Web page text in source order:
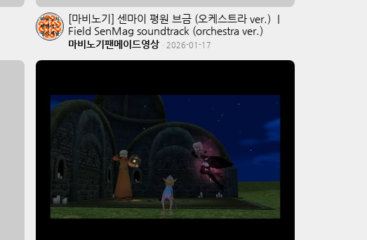
[마비노기] 센마이 평원 브금 (오케스트라 ver.) ｜
Field SenMag soundtrack (orchestra ver.)
마비노기팬메이드영상 · 2026-01-17